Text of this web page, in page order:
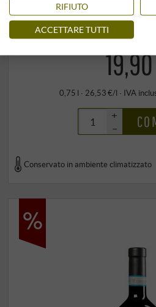
“Blangè" Arneis
Ceretto |
0,75 l · 26,53 €/l · IVA
+
–
Conservato in ambiente climatizzato
RIFIUTO
ACCETTARE TUTTI